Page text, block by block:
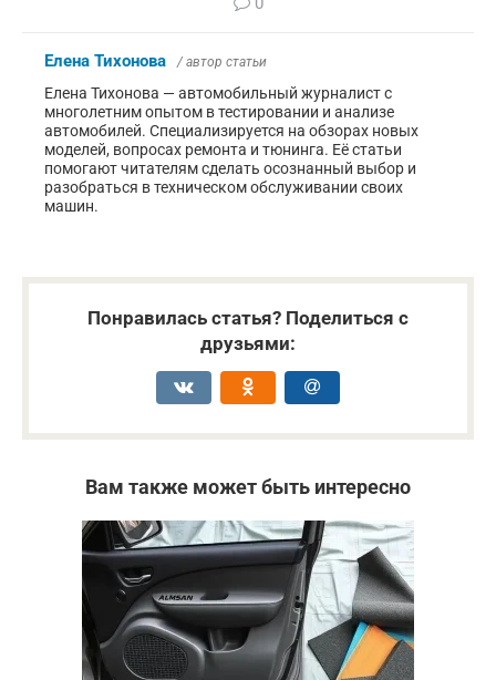
Елена Тихонова / автор статьи
Елена Тихонова — автомобильный журналист с
многолетним опытом в тестировании и анализе
автомобилей. Специализируется на обзорах новых
моделей, вопросах ремонта и тюнинга. Её статьи
помогают читателям сделать осознанный выбор и
разобраться в техническом обслуживании своих
машин.
Понравилась статья? Поделиться с
друзьями:
Вам также может быть интересно